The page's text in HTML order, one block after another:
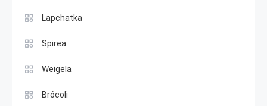
Lapchatka
Spirea
Weigela
Brócoli